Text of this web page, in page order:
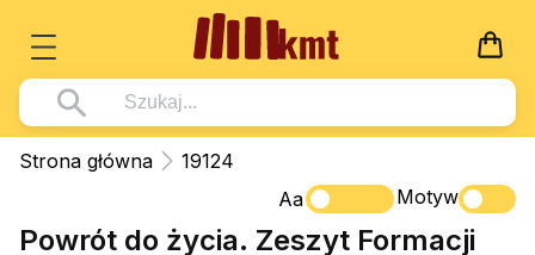
Książki
Wszystko z kategorii - Książki
Pismo Święte
Wszystko z kategorii - Multimedia
Dla Dzieci
Strona główna
19124
Aa
Motyw
Powrót do życia. Zeszyt Formacji